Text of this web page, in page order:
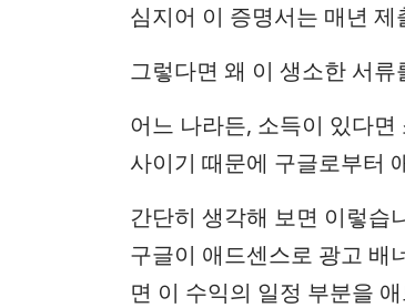
심지어 이 증명서는 매년
그렇다면 왜 이 생소한 서
어느 나라든, 소득이 있다
사이기 때문에 구글로부터
간단히 생각해 보면 이렇습
구글이 애드센스로 광고 배
면 이 수익의 일정 부분을